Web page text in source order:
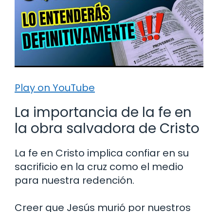
Play on YouTube
La importancia de la fe en
la obra salvadora de Cristo
La fe en Cristo implica confiar en su
sacrificio en la cruz como el medio
para nuestra redención.
Creer que Jesús murió por nuestros